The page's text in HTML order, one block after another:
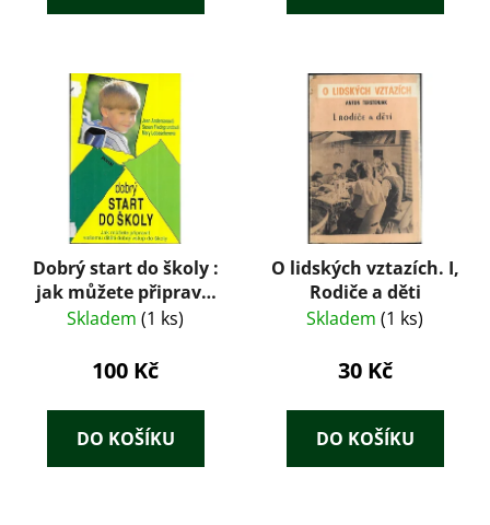
Dobrý start do školy :
jak můžete připravit
vašemu dítěti dobrý
Skladem (1 ks)
100 Kč
DO KOŠÍKU
O lidských vztazích. I,
Rodiče a děti
Skladem (1 ks)
30 Kč
DO KOŠÍKU